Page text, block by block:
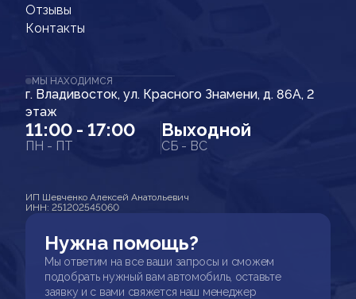
Отзывы
Контакты
МЫ НАХОДИМСЯ
г. Владивосток, ул. Красного Знамени, д. 86А, 2
этаж
11:00 - 17:00
ПН - ПТ
Выходной
СБ - ВС
ИП Шевченко Алексей Анатольевич
ИНН: 251202545060
Нужна помощь?
Мы ответим на все ваши запросы и сможем
подобрать нужный вам автомобиль, оставьте
заявку и с вами свяжется наш менеджер